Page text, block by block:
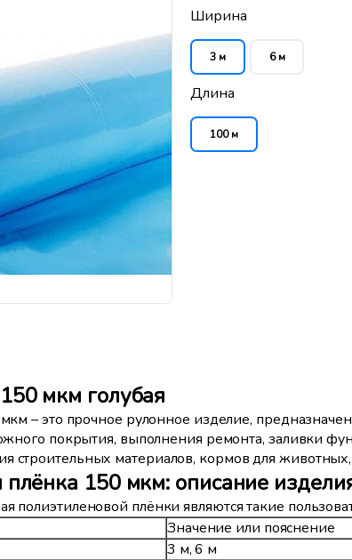
Ширина
3 м 6 м
Длина
100 м
мкм голубая
– это прочное рулонное изделие,
покрытия, выполнения ремонта, заливки
строительных материалов, кормов для
плёнка 150 мкм: описание
полиэтиленовой плёнки являются такие
Значение или пояснение
3 м, 6 м